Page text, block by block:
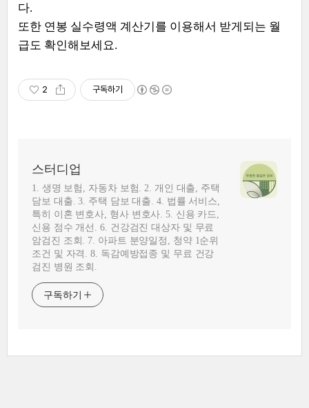
다.
또한 연봉 실수령액 계산기를 이용해서 받게되는 월
급도 확인해보세요.
2 구독하기
스터디업
1. 생명 보험, 자동차 보험. 2. 개인 대출, 주택
담보 대출. 3. 주택 담보 대출. 4. 법률 서비스,
특히 이혼 변호사, 형사 변호사. 5. 신용 카드,
신용 점수 개선. 6. 건강검진 대상자 및 무료
암검진 조회. 7. 아파트 분양일정, 청약 1순위
조건 및 자격. 8. 독감예방접종 및 무료 건강
검진 병원 조회.
구독하기